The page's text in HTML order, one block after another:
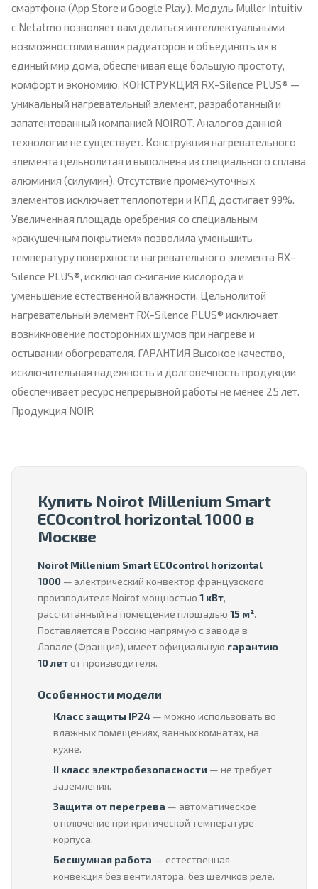
смартфона (App Store и Google Play). Модуль Muller Intuitiv
с Netatmo позволяет вам делиться интеллектуальными
возможностями ваших радиаторов и объединять их в
единый мир дома, обеспечивая еще большую простоту,
комфорт и экономию. КОНСТРУКЦИЯ RX-Silence PLUS® —
уникальный нагревательный элемент, разработанный и
запатентованный компанией NOIROT. Аналогов данной
технологии не существует. Конструкция нагревательного
элемента цельнолитая и выполнена из специального сплава
алюминия (силумин). Отсутствие промежуточных
элементов исключает теплопотери и КПД достигает 99%.
Увеличенная площадь оребрения со специальным
«ракушечным покрытием» позволила уменьшить
температуру поверхности нагревательного элемента RX-
Silence PLUS®, исключая сжигание кислорода и
уменьшение естественной влажности. Цельнолитой
нагревательный элемент RX-Silence PLUS® исключает
возникновение посторонних шумов при нагреве и
остывании обогревателя. ГАРАНТИЯ Высокое качество,
исключительная надежность и долговечность продукции
обеспечивает ресурс непрерывной работы не менее 25 лет.
Продукция NOIR
Купить Noirot Millenium Smart
ECOcontrol horizontal 1000 в
Москве
Noirot Millenium Smart ECOcontrol horizontal
1000 — электрический конвектор французского
производителя Noirot мощностью 1 кВт,
рассчитанный на помещение площадью 15 м².
Поставляется в Россию напрямую с завода в
Лавале (Франция), имеет официальную гарантию
10 летот производителя.
Особенности модели
Класс защиты IP24 — можно использовать во
влажных помещениях, ванных комнатах, на
кухне.
II класс электробезопасности — не требует
заземления.
Защита от перегрева — автоматическое
отключение при критической температуре
корпуса.
Бесшумная работа — естественная
конвекция без вентилятора, без щелчков реле.